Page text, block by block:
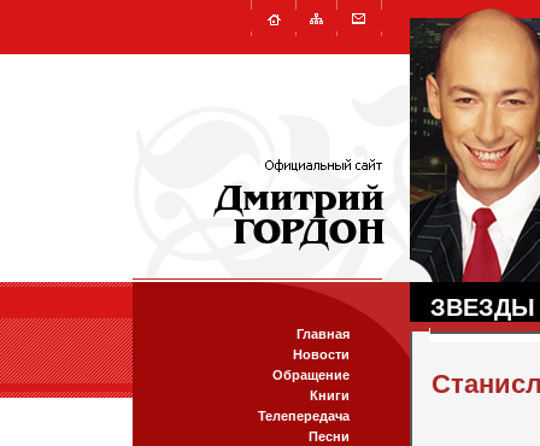
Главная
Новости
Обращение
Книги
Телепередача
Песни
ЗВЕЗДЫ